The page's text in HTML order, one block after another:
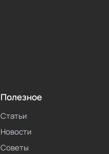
Полезное
Статьи
Новости
Советы